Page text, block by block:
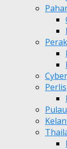
Perak
Perlis